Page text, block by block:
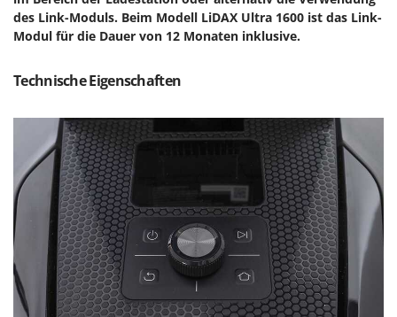
Spiralmac
Spring Protezione
Stanley
Stiga
Stocker
Sunseeker
T
Tecla
TecnoGen
Tellarini Pompe
Telwin
des Link-Moduls. Beim Modell LiDAX Ultra 1600 ist das Link-
Modul für die Dauer von 12 Monaten inklusive.
Technische Eigenschaften